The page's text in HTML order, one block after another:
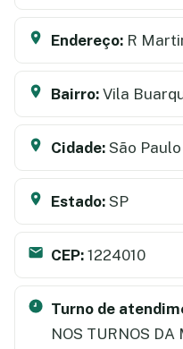
Endereço: R
Bairro: Vila
Cidade: São Paulo
Estado: SP
CEP: 1224010
Turno de
NOS TURNOS DA